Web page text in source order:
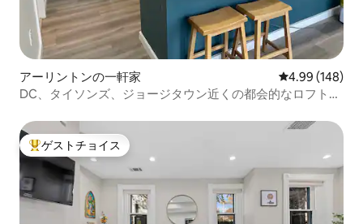
アーリントンの一軒家 レビュー148
4.99 (148)
DC、タイソンズ、ジョージタウン近くの都会的なロフトの
大好評のゲストチョイスです。
ゲストチョイス